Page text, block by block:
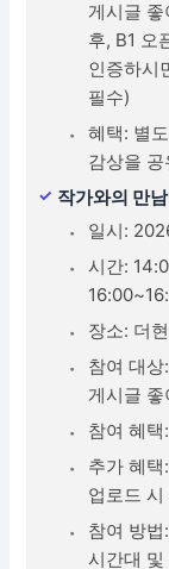
게시글
후, B1 오
인증하시
필수)
혜택: 별
감상을
작가와의 만
일시:
시간:
장소: 더
참여 대
게시글 좋
참여 혜
추가 혜
업로드
참여 방
시간대